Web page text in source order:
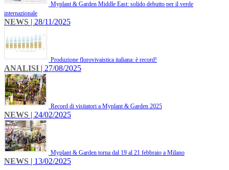
Myplant & Garden Middle East: solido debutto per il verde
internazionale
NEWS | 28/11/2025
Produzione florovivaistica italiana: è record!
ANALISI | 27/08/2025
Record di visitatori a Myplant & Garden 2025
NEWS | 24/02/2025
Myplant & Garden torna dal 19 al 21 febbraio a Milano
NEWS | 13/02/2025